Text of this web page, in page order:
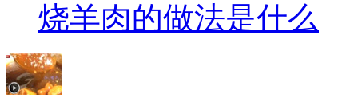
烧羊肉的做法是什么